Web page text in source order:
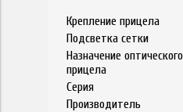
Крепление прицела
Подсветка сетки
Назначение оптического
прицела
Серия
Производитель